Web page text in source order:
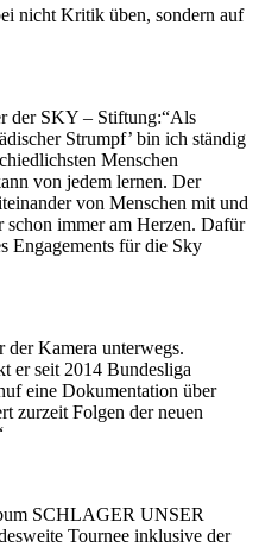
nicht Kritik üben, sondern auf
der SKY – Stiftung:“Als
Strumpf’ bin ich ständig
Menschen
von jedem lernen. Der
von Menschen mit und
immer am Herzen. Dafür
Engagements für die Sky
der Kamera unterwegs.
er seit 2014 Bundesliga
eine Dokumentation über
zurzeit Folgen der neuen
SCHLAGER UNSER
Tournee inklusive der